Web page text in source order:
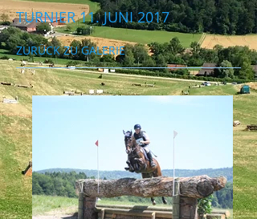
TURNIER 11. JUNI 2017
ZURÜCK ZU GALERIE